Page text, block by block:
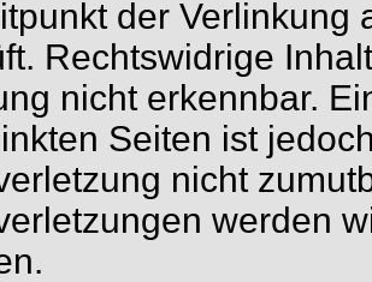
der Verlinkung
Rechtswidrige
nicht erkennbar.
Seiten ist
nicht
werden